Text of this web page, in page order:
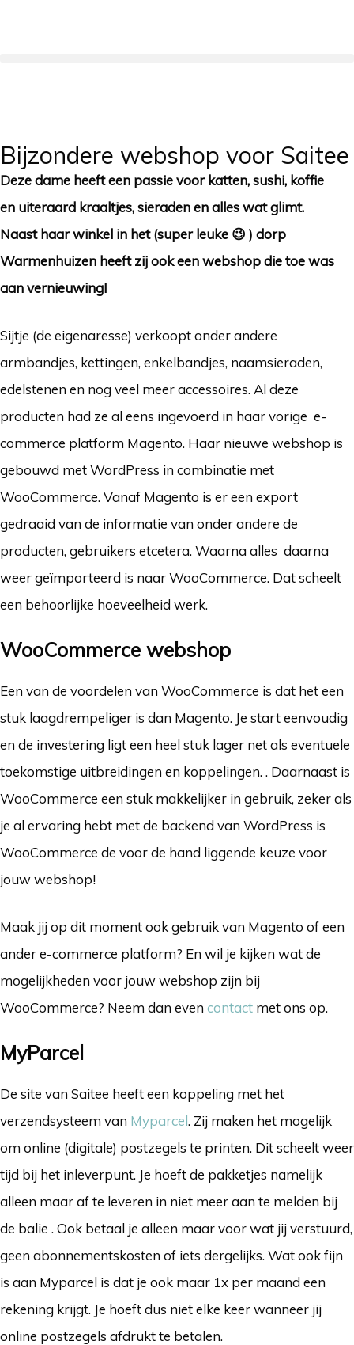
Bijzondere webshop voor Saitee
Deze dame heeft een passie voor katten, sushi, koffie
en uiteraard kraaltjes, sieraden en alles wat glimt.
Naast haar winkel in het (super leuke 😉 ) dorp
Warmenhuizen heeft zij ook een webshop die toe was
aan vernieuwing!
Sijtje (de eigenaresse) verkoopt onder andere
armbandjes, kettingen, enkelbandjes, naamsieraden,
edelstenen en nog veel meer accessoires. Al deze
producten had ze al eens ingevoerd in haar vorige e-
commerce platform Magento. Haar nieuwe webshop is
gebouwd met WordPress in combinatie met
WooCommerce. Vanaf Magento is er een export
gedraaid van de informatie van onder andere de
producten, gebruikers etcetera. Waarna alles daarna
weer geïmporteerd is naar WooCommerce. Dat scheelt
een behoorlijke hoeveelheid werk.
WooCommerce webshop
Een van de voordelen van WooCommerce is dat het een
stuk laagdrempeliger is dan Magento. Je start eenvoudig
en de investering ligt een heel stuk lager net als eventuele
toekomstige uitbreidingen en koppelingen. . Daarnaast is
WooCommerce een stuk makkelijker in gebruik, zeker als
je al ervaring hebt met de backend van WordPress is
WooCommerce de voor de hand liggende keuze voor
jouw webshop!
Maak jij op dit moment ook gebruik van Magento of een
ander e-commerce platform? En wil je kijken wat de
mogelijkheden voor jouw webshop zijn bij
WooCommerce? Neem dan evencontact met ons op.
MyParcel
De site van Saitee heeft een koppeling met het
verzendsysteem van Myparcel. Zij maken het mogelijk
om online (digitale) postzegels te printen. Dit scheelt weer
tijd bij het inleverpunt. Je hoeft de pakketjes namelijk
alleen maar af te leveren in niet meer aan te melden bij
de balie . Ook betaal je alleen maar voor wat jij verstuurd,
geen abonnementskosten of iets dergelijks. Wat ook fijn
is aan Myparcel is dat je ook maar 1x per maand een
rekening krijgt. Je hoeft dus niet elke keer wanneer jij
online postzegels afdrukt te betalen.